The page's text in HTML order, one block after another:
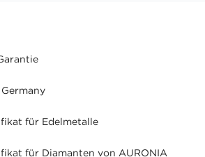
für Edelmetalle
für Diamanten von AURONIA